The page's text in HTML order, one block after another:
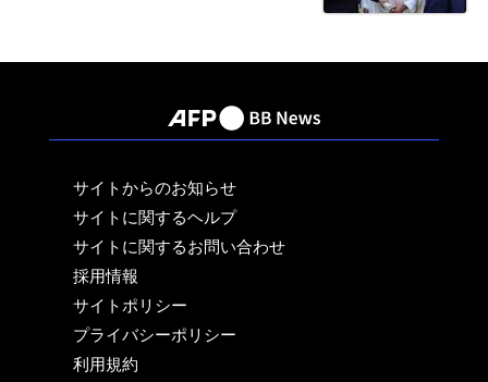
サイトからのお知らせ
サイトに関するヘルプ
サイトに関するお問い合わせ
採用情報
サイトポリシー
プライバシーポリシー
利用規約